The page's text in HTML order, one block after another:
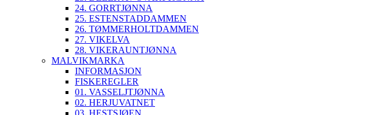
24. GORRTJØNNA
25. ESTENSTADDAMMEN
26. TØMMERHOLTDAMMEN
27. VIKELVA
28. VIKERAUNTJØNNA
MALVIKMARKA
INFORMASJON
FISKEREGLER
01. VASSELJTJØNNA
02. HERJUVATNET
03. HESTSJØEN